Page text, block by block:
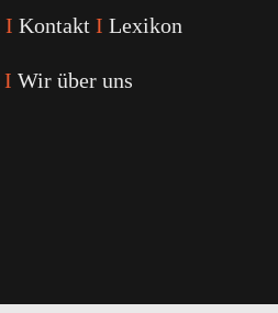
I Kontakt I Lexikon
I Wir über uns